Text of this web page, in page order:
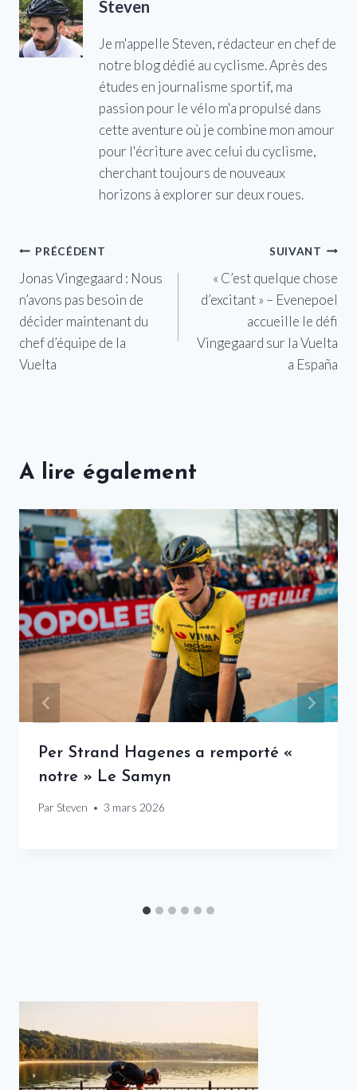
Steven
Je m'appelle Steven, rédacteur en chef de
notre blog dédié au cyclisme. Après des
études en journalisme sportif, ma
passion pour le vélo m'a propulsé dans
cette aventure où je combine mon amour
pour l'écriture avec celui du cyclisme,
cherchant toujours de nouveaux
horizons à explorer sur deux roues.
Navigation
de
l’article
PRÉCÉDENT
Jonas Vingegaard : Nous
n’avons pas besoin de
décider maintenant du
chef d’équipe de la
Vuelta
SUIVANT
« C’est quelque chose
d’excitant » – Evenepoel
accueille le défi
Vingegaard sur la Vuelta
a España
A lire également
Per Strand Hagenes a remporté «
notre » Le Samyn
Par Steven 3 mars 2026